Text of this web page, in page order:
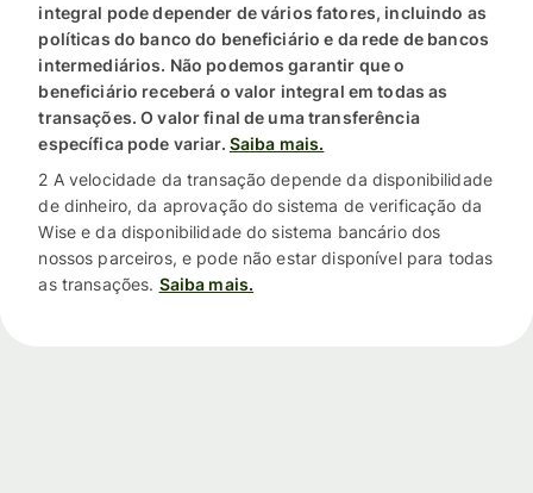
integral pode depender de vários fatores, incluindo as
políticas do banco do beneficiário e da rede de bancos
intermediários. Não podemos garantir que o
beneficiário receberá o valor integral em todas as
transações. O valor final de uma transferência
específica pode variar. Saiba mais.
2 A velocidade da transação depende da disponibilidade
de dinheiro, da aprovação do sistema de verificação da
Wise e da disponibilidade do sistema bancário dos
nossos parceiros, e pode não estar disponível para todas
as transações. Saiba mais.